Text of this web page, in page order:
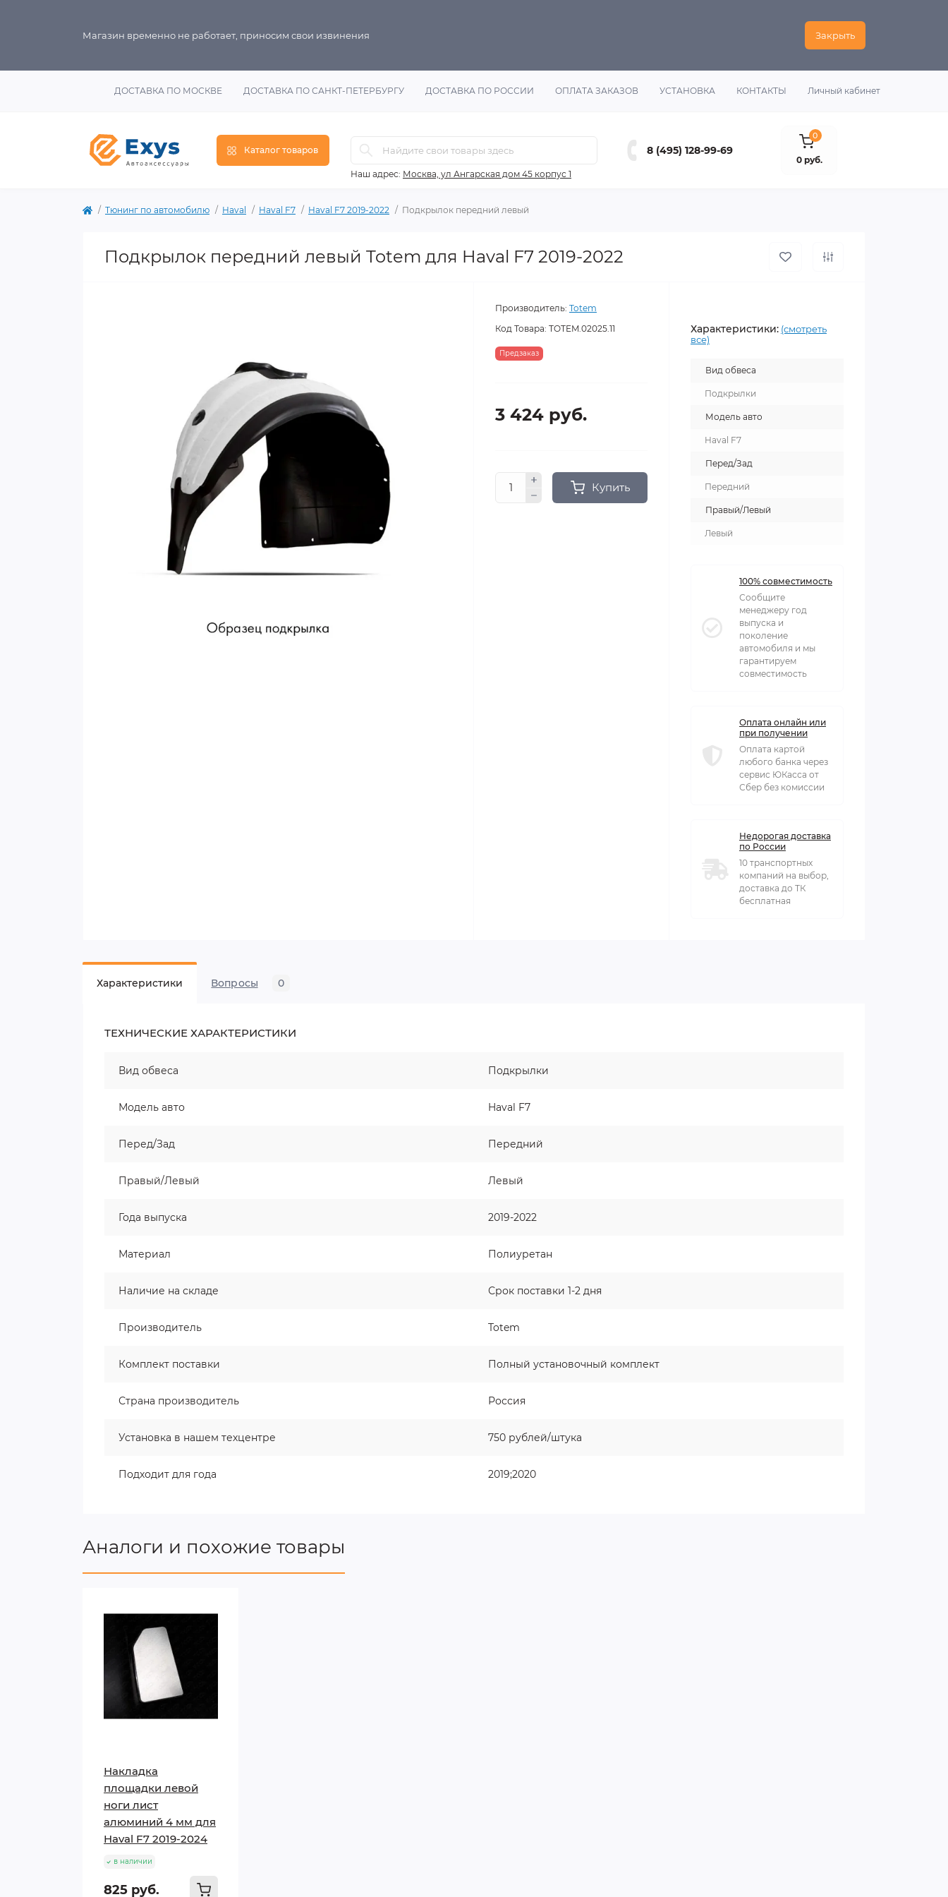
Магазин временно не работает, приносим свои извинения Закрыть
ДОСТАВКА ПО МОСКВЕ ДОСТАВКА ПО САНКТ-ПЕТЕРБУРГУ ДОСТАВКА ПО РОССИИ ОПЛАТА ЗАКАЗОВ УСТАНОВКА КОНТАКТЫ Личный кабинет
Каталог товаров
Наш адрес: Москва, ул Ангарская дом 45 корпус 1
8 (495) 128-99-69
0
0 руб.
Тюнинг по автомобилю Haval Haval F7 Haval F7 2019-2022 Подкрылок передний левый
Подкрылок передний левый Totem для Haval F7 2019-2022
Производитель: Totem
Код Товара: TOTEM.02025.11
Предзаказ
3 424 руб.
Купить
Характеристики: (смотреть
все)
Вид обвеса
Подкрылки
Модель авто
Haval F7
Перед/Зад
Передний
Правый/Левый
Левый
100% совместимость
Сообщите
менеджеру год
выпуска и
поколение
автомобиля и мы
гарантируем
совместимость
Оплата онлайн или
при получении
Оплата картой
любого банка через
сервис ЮКасса от
Сбер без комиссии
Недорогая доставка
по России
10 транспортных
компаний на выбор,
доставка до ТК
бесплатная
Характеристики Вопросы 0
ТЕХНИЧЕСКИЕ ХАРАКТЕРИСТИКИ
Вид обвеса Подкрылки
Модель авто Haval F7
Перед/Зад Передний
Правый/Левый Левый
Года выпуска 2019-2022
Материал Полиуретан
Наличие на складе Срок поставки 1-2 дня
Производитель Totem
Комплект поставки Полный установочный комплект
Страна производитель Россия
Установка в нашем техцентре 750 рублей/штука
Подходит для года 2019;2020
Аналоги и похожие товары
Накладка
площадки левой
ноги лист
алюминий 4 мм для
Haval F7 2019-2024
в наличии
825 руб.